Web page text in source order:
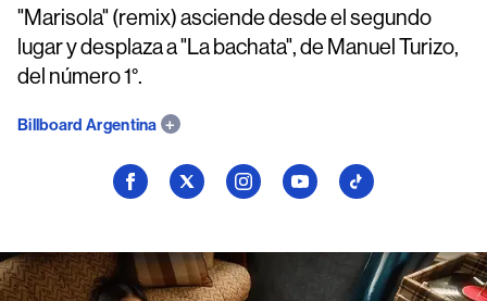
"Marisola" (remix) asciende desde el segundo
lugar y desplaza a "La bachata", de Manuel Turizo,
del número 1°.
Billboard Argentina
Seguí
en
Facebook
Seguí
en
X
Seguí
en
Instagram
Seguí
en
Seguí
en
TikTok